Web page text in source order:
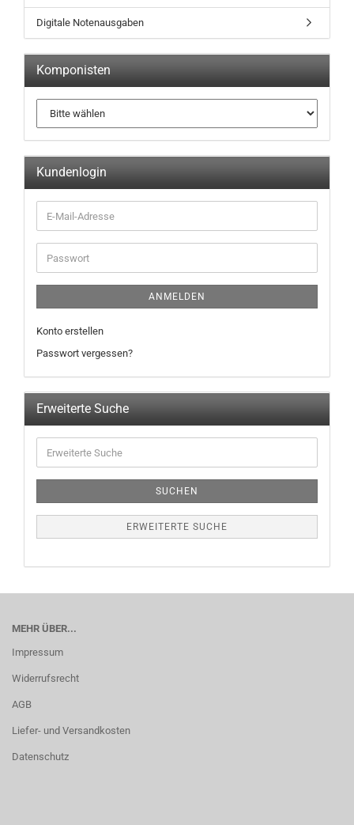
Digitale Notenausgaben
Komponisten
Kundenlogin
ANMELDEN
Konto erstellen
Passwort vergessen?
Erweiterte Suche
SUCHEN
ERWEITERTE SUCHE
MEHR ÜBER...
Impressum
Widerrufsrecht
AGB
Liefer- und Versandkosten
Datenschutz